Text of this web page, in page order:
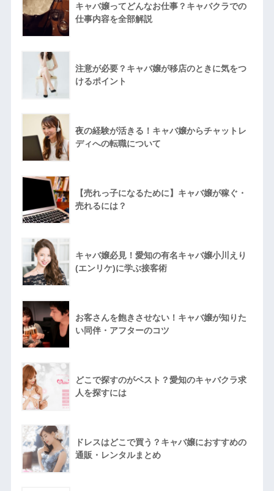
キャバ嬢ってどんなお仕事？キャバクラでの
仕事内容を全部解説
注意が必要？キャバ嬢が移店のときに気をつ
けるポイント
夜の経験が活きる！キャバ嬢からチャットレ
ディへの転職について
【売れっ子になるために】キャバ嬢が稼ぐ・
売れるには？
キャバ嬢必見！愛知の有名キャバ嬢小川えり
(エンリケ)に学ぶ接客術
お客さんを飽きさせない！キャバ嬢が知りた
い同伴・アフターのコツ
どこで探すのがベスト？愛知のキャバクラ求
人を探すには
ドレスはどこで買う？キャバ嬢におすすめの
通販・レンタルまとめ